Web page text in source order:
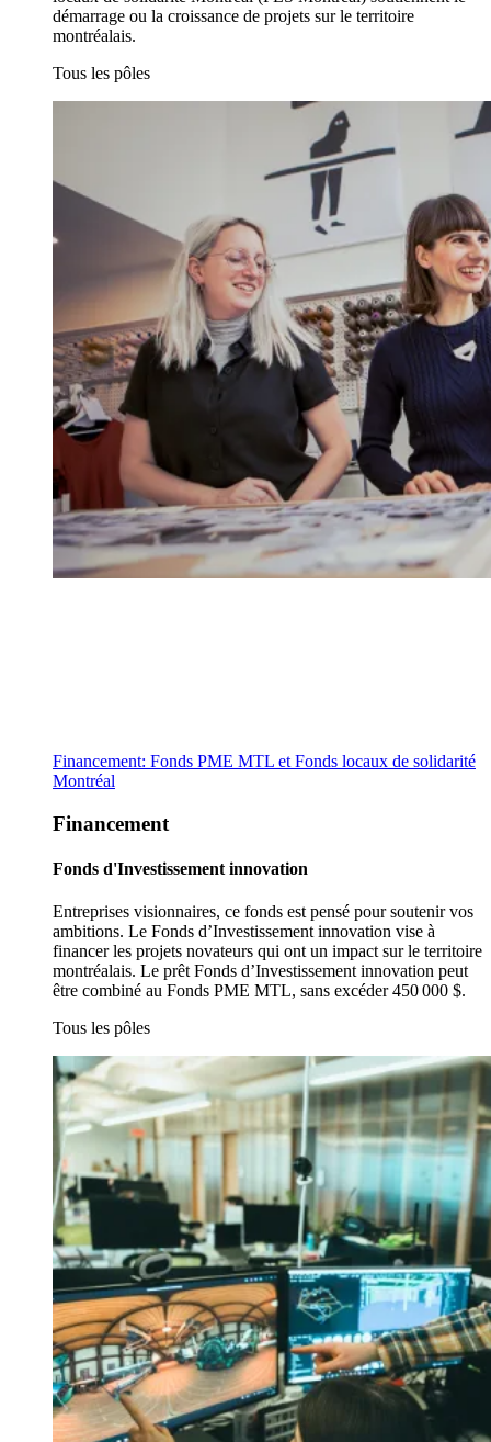
démarrage ou la croissance de projets sur le territoire
montréalais.
Tous les pôles
Financement: Fonds PME MTL et Fonds locaux de solidarité
Montréal
Financement
Fonds d'Investissement innovation
Entreprises visionnaires, ce fonds est pensé pour soutenir vos
ambitions. Le Fonds d’Investissement innovation vise à
financer les projets novateurs qui ont un impact sur le territoire
montréalais. Le prêt Fonds d’Investissement innovation peut
être combiné au Fonds PME MTL, sans excéder 450 000 $.
Tous les pôles